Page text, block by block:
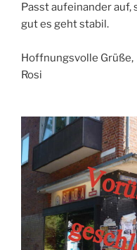
Passt aufeinander auf,
gut es geht stabil.
Hoffnungsvolle Grüße,
Rosi